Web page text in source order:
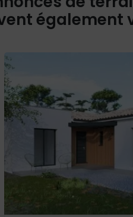
également